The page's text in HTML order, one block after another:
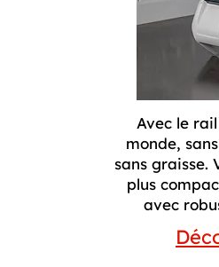
Avec le
monde,
sans graisse.
plus
avec